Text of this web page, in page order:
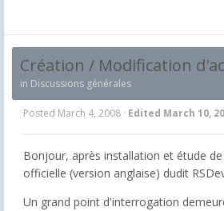
Création / Modification
in Discussions générales
Posted March 4, 2008 · Edited March 10,
Bonjour, après installation et étude
officielle (version anglaise) dudit
Un grand point d'interrogation